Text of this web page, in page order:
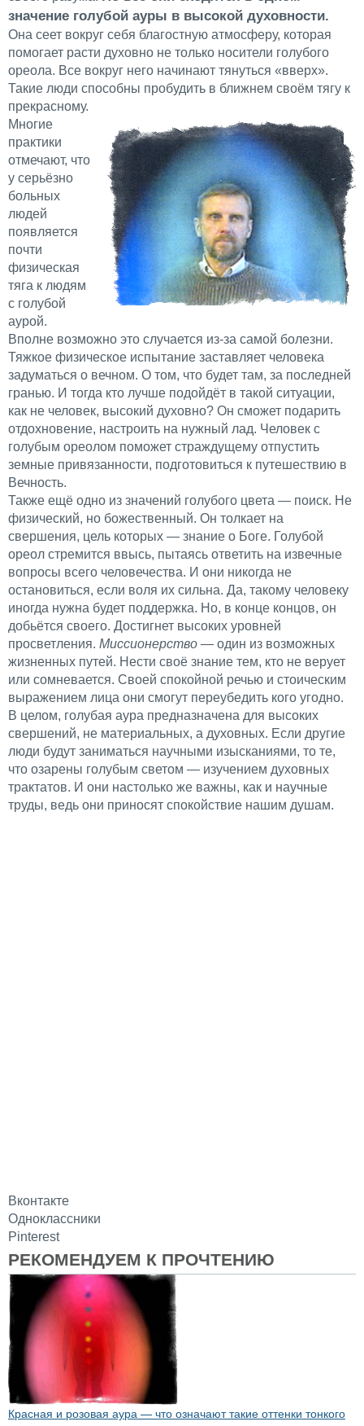
значение голубой ауры в высокой духовности.
Она сеет вокруг себя благостную атмосферу, которая
помогает расти духовно не только носители голубого
ореола. Все вокруг него начинают тянуться «вверх».
Такие люди способны пробудить в ближнем своём тягу к
прекрасному.
Многие
практики
отмечают, что
у серьёзно
больных
людей
появляется
почти
физическая
тяга к людям
с голубой
аурой.
Вполне возможно это случается из-за самой болезни.
Тяжкое физическое испытание заставляет человека
задуматься о вечном. О том, что будет там, за последней
гранью. И тогда кто лучше подойдёт в такой ситуации,
как не человек, высокий духовно? Он сможет подарить
отдохновение, настроить на нужный лад. Человек с
голубым ореолом поможет страждущему отпустить
земные привязанности, подготовиться к путешествию в
Вечность.
Также ещё одно из значений голубого цвета — поиск. Не
физический, но божественный. Он толкает на
свершения, цель которых — знание о Боге. Голубой
ореол стремится ввысь, пытаясь ответить на извечные
вопросы всего человечества. И они никогда не
остановиться, если воля их сильна. Да, такому человеку
иногда нужна будет поддержка. Но, в конце концов, он
добьётся своего. Достигнет высоких уровней
просветления. Миссионерство — один из возможных
жизненных путей. Нести своё знание тем, кто не верует
или сомневается. Своей спокойной речью и стоическим
выражением лица они смогут переубедить кого угодно.
В целом, голубая аура предназначена для высоких
свершений, не материальных, а духовных. Если другие
люди будут заниматься научными изысканиями, то те,
что озарены голубым светом — изучением духовных
трактатов. И они настолько же важны, как и научные
труды, ведь они приносят спокойствие нашим душам.
Вконтакте
Одноклассники
Pinterest
РЕКОМЕНДУЕМ К ПРОЧТЕНИЮ
Красная и розовая аура — что означают такие оттенки тонкого